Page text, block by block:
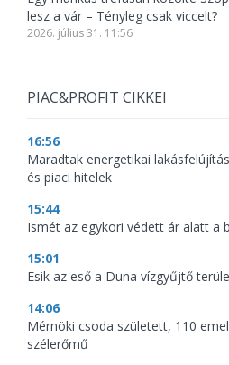
lesz a vár – Tényleg csak viccelt?
2026. július 31. 11:56
PIAC&PROFIT CIKKEI
16:56
Maradtak energetikai
és piaci hitelek
15:44
Ismét az egykori védett ár alatt a
15:01
Esik az eső a Duna vízgyűjtő
14:06
Mérnöki csoda született, 110
szélerőmű